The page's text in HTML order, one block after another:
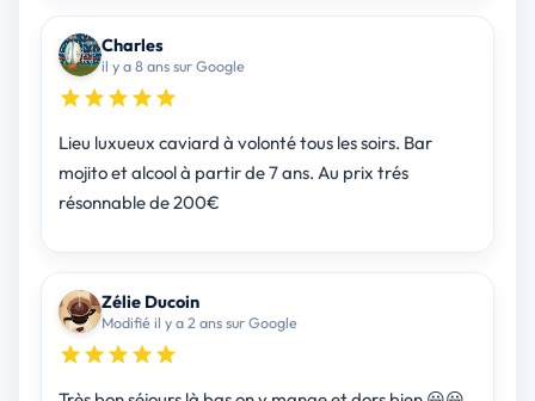
Charles
il y a 8 ans sur Google
Lieu luxueux caviard à volonté tous les soirs. Bar
mojito et alcool à partir de 7 ans. Au prix trés
résonnable de 200€
Zélie Ducoin
Modifié il y a 2 ans sur Google